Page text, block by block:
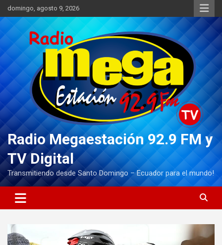
Saltar
al
contenido
domingo, agosto 9, 2026
Radio Megaestación 92.9 FM y
TV Digital
Transmitiendo desde Santo Domingo – Ecuador para el mundo!